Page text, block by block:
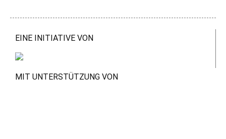
EINE INITIATIVE VON
MIT UNTERSTÜTZUNG VON